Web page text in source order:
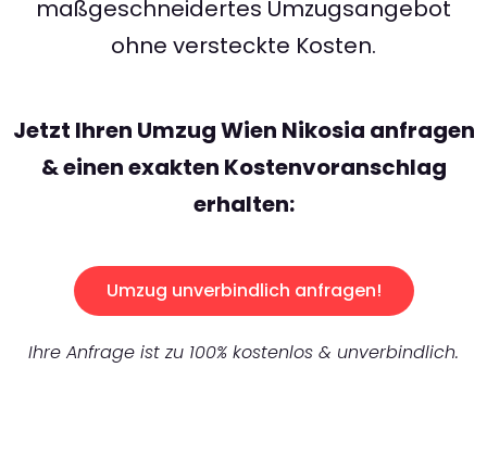
maßgeschneidertes Umzugsangebot
ohne versteckte Kosten.
Jetzt Ihren Umzug Wien Nikosia anfragen
& einen exakten Kostenvoranschlag
erhalten:
Umzug unverbindlich anfragen!
Ihre Anfrage ist zu 100% kostenlos & unverbindlich.